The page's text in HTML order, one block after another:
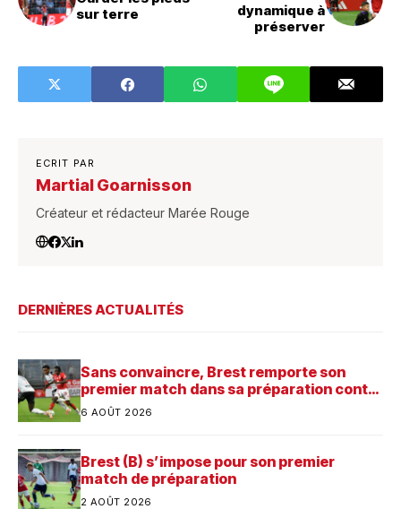
sur terre
dynamique à
préserver
ECRIT PAR
Martial Goarnisson
Créateur et rédacteur Marée Rouge
DERNIÈRES ACTUALITÉS
Sans convaincre, Brest remporte son
premier match dans sa préparation contre
Saint-Brieuc
6 AOÛT 2026
Brest (B) s’impose pour son premier
match de préparation
2 AOÛT 2026